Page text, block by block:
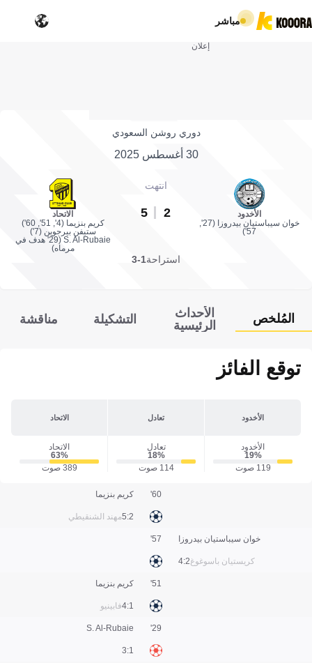
مباشر
إعلان
دوري روشن السعودي
30 أغسطس 2025
الأخدود
خوان سيباستيان بيدروزا (27',
57')
انتهت
2
5
الاتحاد
كريم بنزيما (4', 51', 60')
ستيفن بيرجوين (7')
S. Al-Rubaie (29' هدف في
مرماه)
استراحة1-3
المُلخص
الأحداث
الرئيسية
التشكيلة مناقشة
توقع الفائز
الأخدود تعادل الاتحاد
الأخدود
19‎%‎
119 صوت
تعادل
18‎%‎
114 صوت
الاتحاد
63‎%‎
389 صوت
كريم بنزيما
مهند الشنقيطي2:5
60'
خوان سيباستيان بيدروزا
كريستيان باسوغوغ2:4
57'
كريم بنزيما
فابينيو1:4
51'
S. Al-Rubaie
1:3
29'